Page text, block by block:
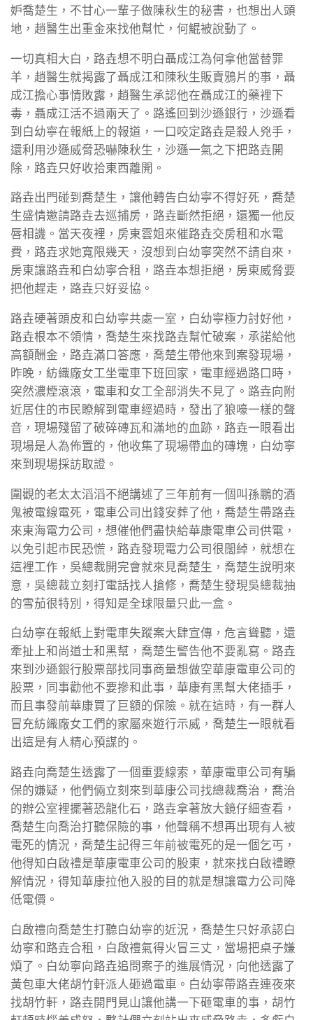
妒喬楚生，不甘心一輩子做陳秋生的秘書，也想出人頭
地，趙醫生出重金來找他幫忙，何鯤被說動了。
一切真相大白，路垚想不明白聶成江為何拿他當替罪
羊，趙醫生就揭露了聶成江和陳秋生販賣鴉片的事，聶
成江擔心事情敗露，趙醫生承認他在聶成江的藥裡下
毒，聶成江活不過兩天了。路遙回到沙遜銀行，沙遜看
到白幼寧在報紙上的報道，一口咬定路垚是殺人兇手，
還利用沙遜威脅恐嚇陳秋生，沙遜一氣之下把路垚開
除，路垚只好收拾東西離開。
路垚出門碰到喬楚生，讓他轉告白幼寧不得好死，喬楚
生盛情邀請路垚去巡捕房，路垚斷然拒絕，還獨一他反
唇相譏。當天夜裡，房東雲姐來催路垚交房租和水電
費，路垚求她寬限幾天，沒想到白幼寧突然不請自來，
房東讓路垚和白幼寧合租，路垚本想拒絕，房東威脅要
把他趕走，路垚只好妥協。
路垚硬著頭皮和白幼寧共處一室，白幼寧極力討好他，
路垚根本不領情，喬楚生來找路垚幫忙破案，承諾給他
高額酬金，路垚滿口答應，喬楚生帶他來到案發現場，
昨晚，紡織廠女工坐電車下班回家，電車經過路口時，
突然濃煙滾滾，電車和女工全部消失不見了。路垚向附
近居住的市民瞭解到電車經過時，發出了狼嚎一樣的聲
音，現場殘留了破碎磚瓦和滿地的血跡，路垚一眼看出
現場是人為佈置的，他收集了現場帶血的磚塊，白幼寧
來到現場採訪取證。
圍觀的老太太滔滔不絕講述了三年前有一個叫孫鵬的酒
鬼被電線電死，電車公司出錢安葬了他，喬楚生帶路垚
來東海電力公司，想催他們盡快給華康電車公司供電，
以免引起市民恐慌，路垚發現電力公司很闊綽，就想在
這裡工作，吳總裁開完會就來見喬楚生，喬楚生說明來
意，吳總裁立刻打電話找人搶修，喬楚生發現吳總裁抽
的雪茄很特別，得知是全球限量只此一盒。
白幼寧在報紙上對電車失蹤案大肆宣傳，危言聳聽，還
牽扯上和尚道士和黑幫，喬楚生警告他不要亂寫。路垚
來到沙遜銀行股票部找同事商量想做空華康電車公司的
股票，同事勸他不要摻和此事，華康有黑幫大佬插手，
而且事發前華康買了巨額的保險。就在這時，有一群人
冒充紡織廠女工們的家屬來遊行示威，喬楚生一眼就看
出這是有人精心預謀的。
路垚向喬楚生透露了一個重要線索，華康電車公司有騙
保的嫌疑，他們倆立刻來到華康公司找總裁喬治，喬治
的辦公室裡擺著恐龍化石，路垚拿著放大鏡仔細查看，
喬楚生向喬治打聽保險的事，他聲稱不想再出現有人被
電死的情況，喬楚生記得三年前被電死的是一個乞丐，
他得知白啟禮是華康電車公司的股東，就來找白啟禮瞭
解情況，得知華康拉他入股的目的就是想讓電力公司降
低電價。
白啟禮向喬楚生打聽白幼寧的近況，喬楚生只好承認白
幼寧和路垚合租，白啟禮氣得火冒三丈，當場把桌子嫌
煩了。白幼寧向路垚追問案子的進展情況，向他透露了
黃包車大佬胡竹軒派人砸過電車。白幼寧帶路垚連夜來
找胡竹軒，路垚開門見山讓他講一下砸電車的事，胡竹